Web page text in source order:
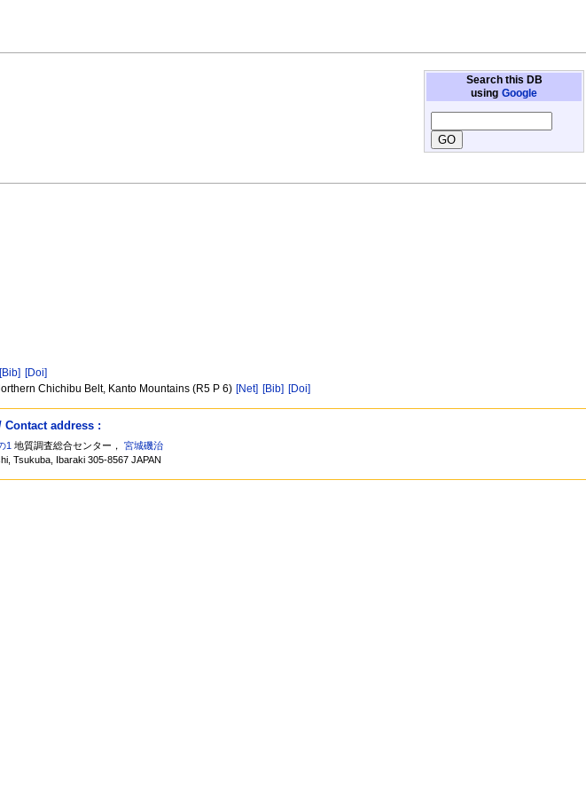
Search this DB
using Google
[Bib] [Doi]
Chichibu Belt, Kanto Mountains (R5 P 6) [Net] [Bib] [Doi]
Contact address :
1 地質調査総合センター，宮城磯治
Tsukuba, Ibaraki 305-8567 JAPAN